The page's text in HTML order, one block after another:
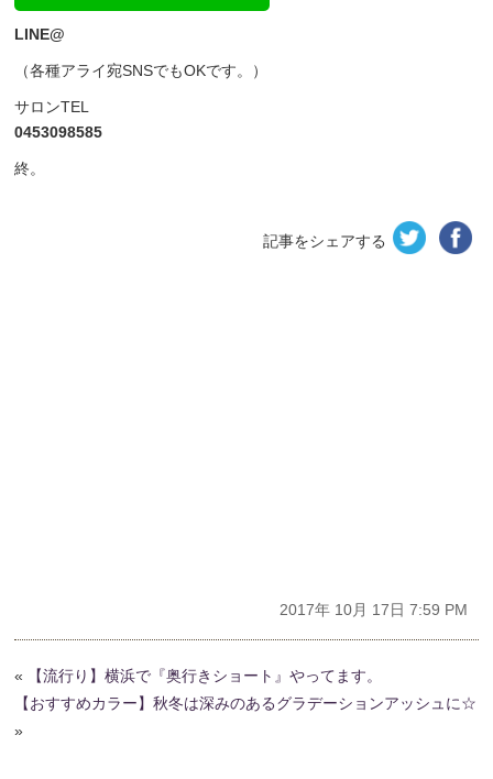
LINE@
（各種アライ宛SNSでもOKです。）
サロンTEL
0453098585
終。
記事をシェアする
2017年 10月 17日 7:59 PM
«
【流行り】横浜で『奥行きショート』やってます。
【おすすめカラー】秋冬は深みのあるグラデーションアッシュに☆
»